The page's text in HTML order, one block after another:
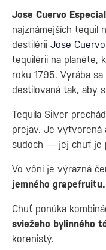
Jose Cuervo
najznámejších tequil
destilérii Jose Cuervo
tequilérii na planéte,
roku 1795. Vyrába
destilovaná tak, aby
Tequila Silver
prejav. Je vytvorená
sudoch — jej chuť je
Vo vôni je výrazná
jemného grapefruitu.
Chuť ponúka
sviežeho bylinného
korenistý.